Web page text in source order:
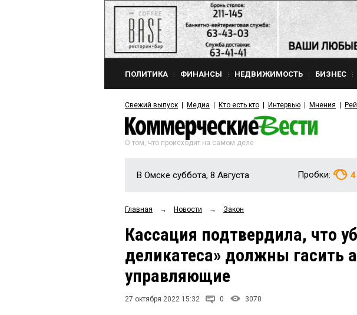
ПОЛИТИКА ФИНАНСЫ НЕДВИЖИМОСТЬ БИЗНЕС
Свежий выпуск Медиа Кто есть кто Интервью Мнения
О том, что происходит на самом деле
В Омске суббота, 8 Августа Пробки: 4
Главная → Новости → Закон
Кассация подтвердила, что
деликатеса» должны гасить
управляющие
27 октября 2022 15:32 0 3070